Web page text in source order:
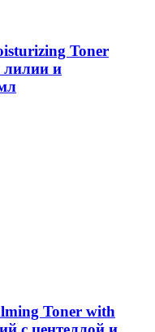
Toner
лилии и
Toner with